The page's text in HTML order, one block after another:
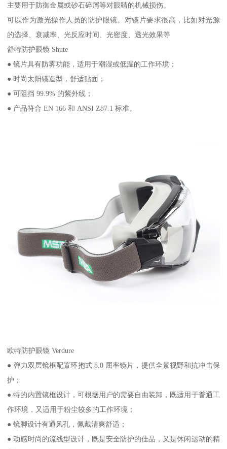
主要用于防御金属或砂石碎屑等对眼睛的机械损伤。
可以作为激光操作人员的防护眼镜。对镜片要求很高，比如对光源
的选择、衰减率、光反应时间、光密度、透光效果等
舒特防护眼镜 Shute
● 镜片具有防雾功能，适用于潮湿或低温的工作环境；
● 时尚太阳镜造型，舒适贴面；
● 可阻挡 99.9% 的紫外线；
● 产品符合 EN 166 和 ANSI Z87.1 标准。
欧特防护眼镜 Verdure
● 弹力双层镜框配置环抱式 8.0 屈率镜片，提供全景视野和抗冲击保
护；
● 特的内置镜框设计，可根据用户的需要自由装卸，既适用于普通工
作环境，又适用于粉尘较多的工作环境；
● 镜脚设计有通风孔，佩戴清爽舒适；
● 动感时尚的流线型设计，既是安全防护的佳品，又是休闲运动的精